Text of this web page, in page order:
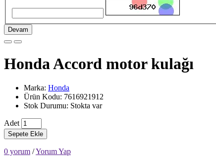
Devam
Honda Accord motor kulağı
Marka: Honda
Ürün Kodu: 7616921912
Stok Durumu: Stokta var
Adet
Sepete Ekle
0 yorum /Yorum Yap